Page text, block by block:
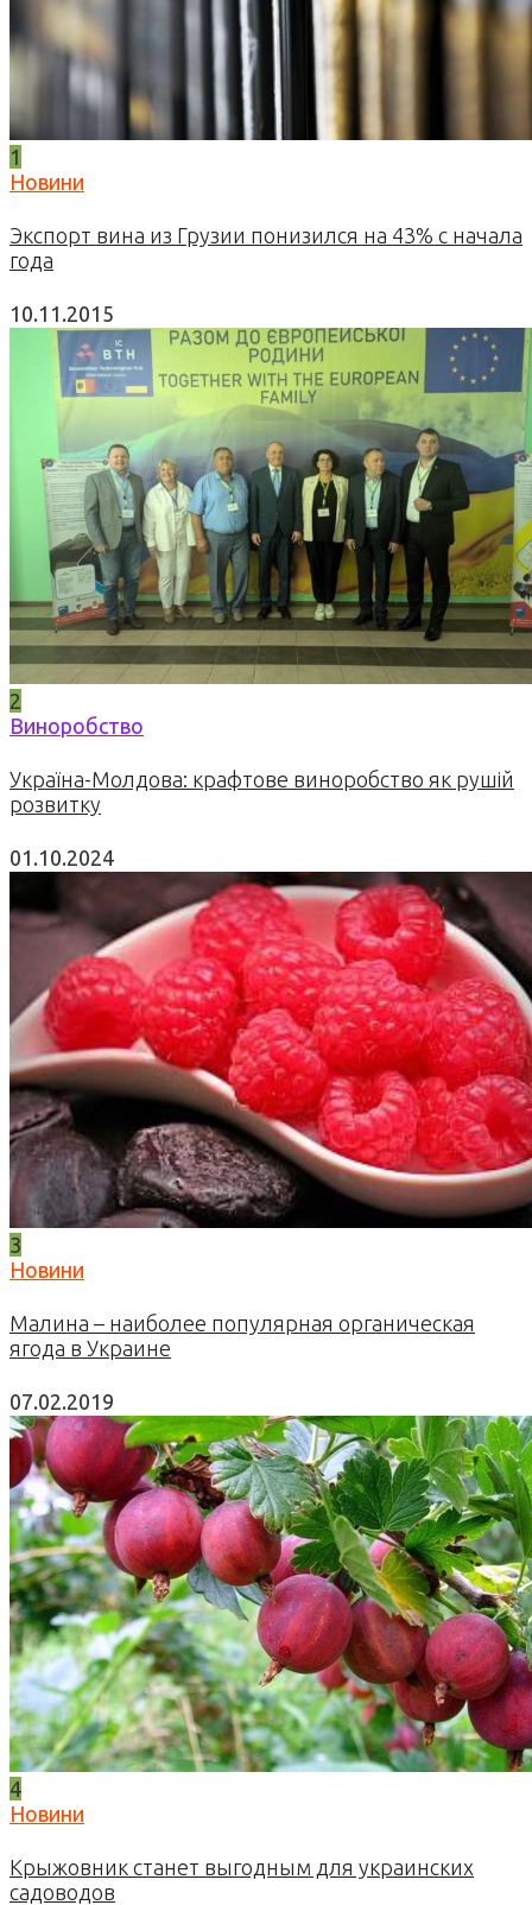
1
Новини
Экспорт вина из Грузии понизился на 43% с начала
года
10.11.2015
2
Виноробство
Україна-Молдова: крафтове виноробство як рушій
розвитку
01.10.2024
3
Новини
Малина – наиболее популярная органическая
ягода в Украине
07.02.2019
4
Новини
Крыжовник станет выгодным для украинских
садоводов